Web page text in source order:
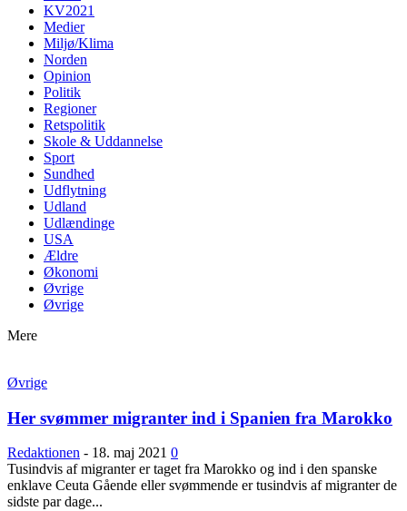
KV2021
Medier
Miljø/Klima
Norden
Opinion
Politik
Regioner
Retspolitik
Skole & Uddannelse
Sport
Sundhed
Udflytning
Udland
Udlændinge
USA
Ældre
Økonomi
Øvrige
Øvrige
Mere
Øvrige
Her svømmer migranter ind i Spanien fra Marokko
Redaktionen - 18. maj 2021 0
Tusindvis af migranter er taget fra Marokko og ind i den spanske
enklave Ceuta Gående eller svømmende er tusindvis af migranter de
sidste par dage...